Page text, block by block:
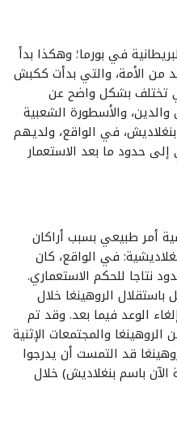
البريطانية في بورما؛ وهكذا بدأ
من الأمة، والتي بدأت ككبش
تختلف بشكل واضح عن
والدين، والأسطورة الشعبية
في الواقع، ولديهم
حدود ما بعد الاستعمار
أمر طبيعي بسبب أراكان
في الواقع، كان
نتاجا للحكم الاستعماري.
باستقلال الروهينغا خلال
الوعد فيما بعد. وقد تم
والمجتمعات الإثنية
قد التمست أن يدرجوا
باسم بنغلاديش) خلال